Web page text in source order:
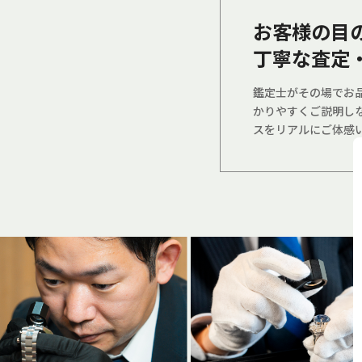
お客様の目
丁寧な査定
鑑定士がその場でお
かりやすくご説明し
スをリアルにご体感